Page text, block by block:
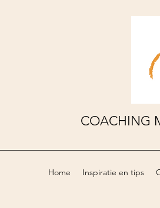
COACHING
Home Inspiratie en tips